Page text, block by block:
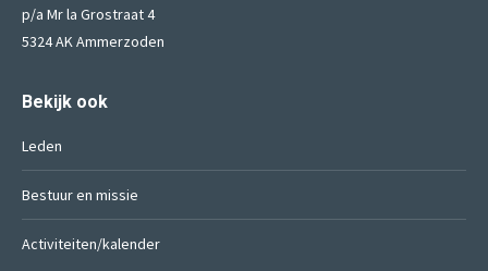
p/a Mr la Grostraat 4
5324 AK Ammerzoden
Bekijk ook
Leden
Bestuur en missie
Activiteiten/kalender